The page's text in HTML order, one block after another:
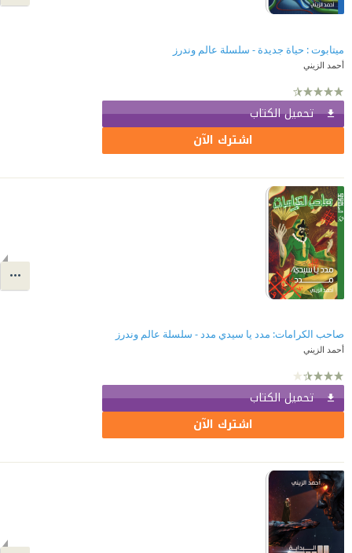
ميتابوت : حياة جديدة - سلسلة عالم وندرز
أحمد الزيني
تحميل الكتاب
اشترك الآن
صاحب الكرامات: مدد يا سيدي مدد - سلسلة عالم وندرز
أحمد الزيني
تحميل الكتاب
اشترك الآن